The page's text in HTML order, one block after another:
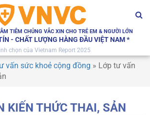
TIÊM CHỦNG VẮC XIN CHO TRẺ EM & NGƯỜI LỚN
- CHẤT LƯỢNG HÀNG ĐẦU VIỆT NAM *
chọn của Vietnam Report 2025
vấn sức khoẻ cộng đồng » Lớp tư vấn
KIẾN THỨC THAI, SẢN